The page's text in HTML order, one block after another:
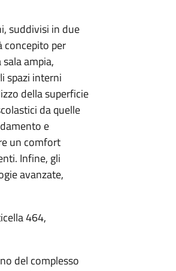
suddivisi in due
concepito per
ampia,
spazi interni
della superficie
da quelle
e
un comfort
Infine, gli
avanzate,
464,
del complesso